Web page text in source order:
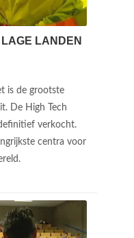
LANDEN
is de grootste
De High Tech
verkocht.
centra voor